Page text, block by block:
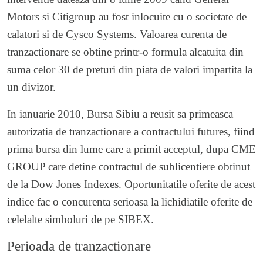
Motors si Citigroup au fost inlocuite cu o societate de
calatori si de Cysco Systems. Valoarea curenta de
tranzactionare se obtine printr-o formula alcatuita din
suma celor 30 de preturi din piata de valori impartita la
un divizor.
In ianuarie 2010, Bursa Sibiu a reusit sa primeasca
autorizatia de tranzactionare a contractului futures, fiind
prima bursa din lume care a primit acceptul, dupa CME
GROUP care detine contractul de sublicentiere obtinut
de la Dow Jones Indexes. Oportunitatile oferite de acest
indice fac o concurenta serioasa la lichidiatile oferite de
celelalte simboluri de pe SIBEX.
Perioada de tranzactionare